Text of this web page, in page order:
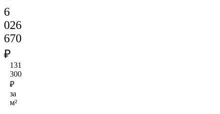
6
026
670
₽
131
300
₽
за
м²